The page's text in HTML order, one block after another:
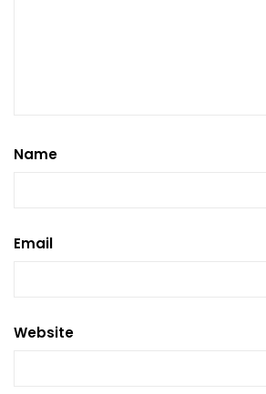
Name
Email
Website